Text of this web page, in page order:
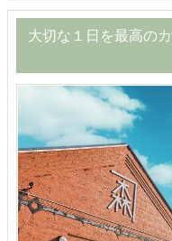
大切な１日を最高の